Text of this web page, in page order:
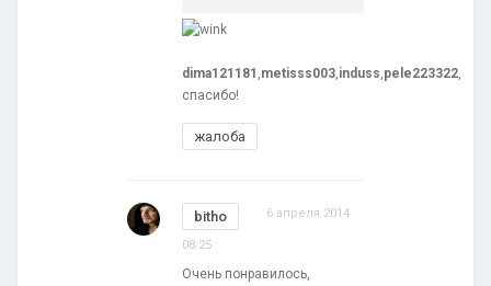
dima121181 ,metisss003,induss,pele223322,
спасибо!
жалоба
bitho 6 апреля 2014
08:25
Очень понравилось,